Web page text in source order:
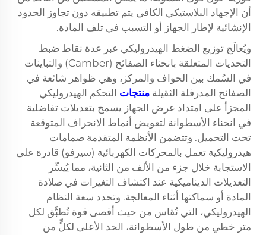
أن الإجهاد البلاستيكي الكافي يتم تطبيقه دون تجاوز الحدود
الإنشائية لإطار الجهاز أو التسبب في تلف المادة.
ويُعالَج توزيع الضغط الهيدروليكي عبر عدة نقاط ضبط
التحديات المتعلقة بانحناء الصفائح (Camber) والتباينات
في السُمك بين الحواف والمركز، وهي ظواهر شائعة في
الصفائح المدرفلة الثقيلة منتجات التحكم الهيدروليكي
المجزأ على امتداد عرض الجهاز يسمح بتعديلات تفاضلية
في انحناء الأسطوانة لتعويض أنماط الانحراف المتوقعة
تحت التحميل. وتتضمن الأنظمة المتقدمة صمامات
هيدروليكية تعمل بالمحركات الكهربائية (سيرفو) قادرة على
الاستجابة خلال جزء من الألف من الثانية، مما يُيسِّر
التعديلات الديناميكية عند اكتشاف التغيرات في صلادة
المادة أو سماكتها أثناء المعالجة. وتحدد سعة النظام
الهيدروليكي، التي تُقاس من حيث أقصى قوة تُطبَّق لكل
متر خطي من طول الأسطوانة، الحد الأعلى لكلٍّ من